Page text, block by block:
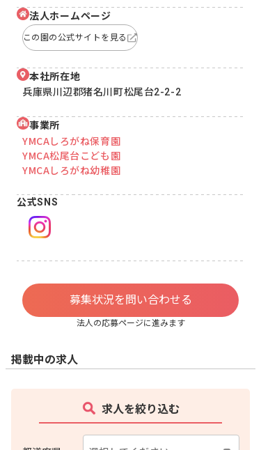
法人ホームページ
この園の公式サイトを見る
本社所在地
兵庫県川辺郡猪名川町松尾台2-2-2
事業所
YMCAしろがね保育園
YMCA松尾台こども園
YMCAしろがね幼稚園
公式SNS
募集状況を問い合わせる
法人の応募ページに進みます
掲載中の求人
求人を絞り込む